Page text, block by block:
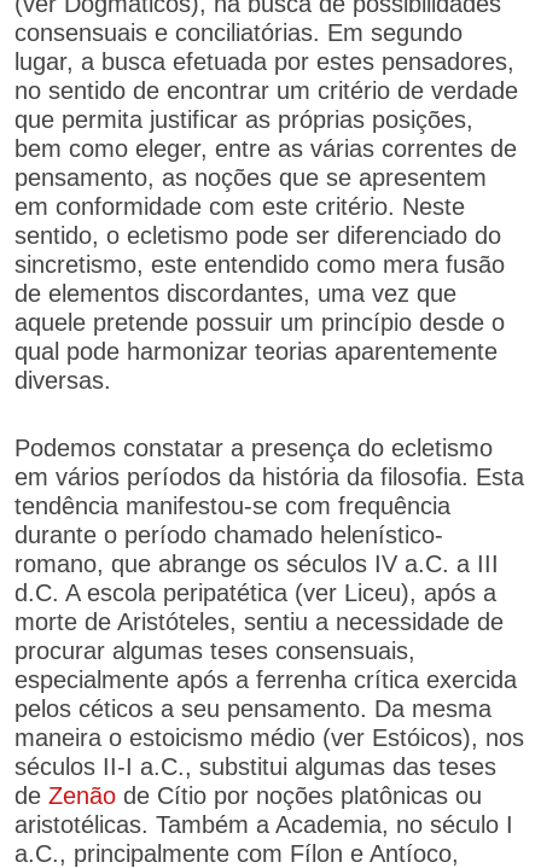
consensuais e conciliatórias. Em segundo
lugar, a busca efetuada por estes pensadores,
no sentido de encontrar um critério de verdade
que permita justificar as próprias posições,
bem como eleger, entre as várias correntes de
pensamento, as noções que se apresentem
em conformidade com este critério. Neste
sentido, o ecletismo pode ser diferenciado do
sincretismo, este entendido como mera fusão
de elementos discordantes, uma vez que
aquele pretende possuir um princípio desde o
qual pode harmonizar teorias aparentemente
diversas.
Podemos constatar a presença do ecletismo
em vários períodos da história da filosofia. Esta
tendência manifestou-se com frequência
durante o período chamado helenístico-
romano, que abrange os séculos IV a.C. a III
d.C. A escola peripatética (ver Liceu), após a
morte de Aristóteles, sentiu a necessidade de
procurar algumas teses consensuais,
especialmente após a ferrenha crítica exercida
pelos céticos a seu pensamento. Da mesma
maneira o estoicismo médio (ver Estóicos), nos
séculos II-I a.C., substitui algumas das teses
de Zenão de Cítio por noções platônicas ou
aristotélicas. Também a Academia, no século I
a.C., principalmente com Fílon e Antíoco,